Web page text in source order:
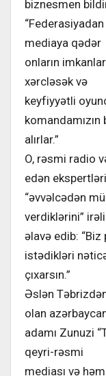
biznesmen
mediaya qədər
onların
xərcləsək və
keyfiyyətli
komandamızın
alırlar.”
O, rəsmi radio
edən
“əvvəlcədən
verdiklərini”
əlavə edib:
istədikləri
çıxarsın.”
Əslən
olan
adamı Zunuzi
qeyri-rəsmi
mediası və